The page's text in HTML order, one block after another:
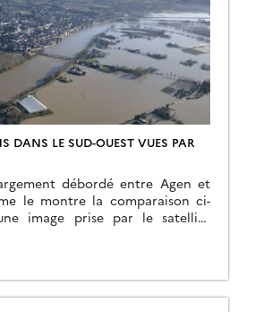
DANS LE SUD-OUEST VUES PAR
débordé entre Agen et
le montre la comparaison ci-
image prise par le satellite
2019 à la faveur d’une
le long de l’Adour entre Dax et